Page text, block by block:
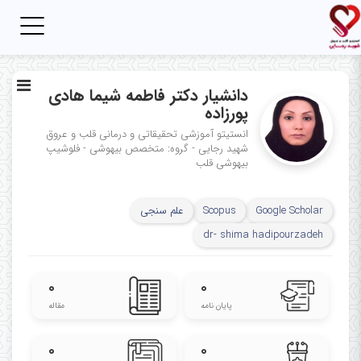
دانشیار دکتر فاطمه شیما هادی
پورزاده
انستیتو آموزشی تحقیقاتی و درمانی قلب و عروق
شهید رجایی - گروه: متخصص بیهوشی - فلوشیپ
بیهوشی قلب
Google Scholar
Scopus
علم سنجی
dr- shima hadipourzadeh
۰
پایان نامه
۰
مقاله
۰ ۰